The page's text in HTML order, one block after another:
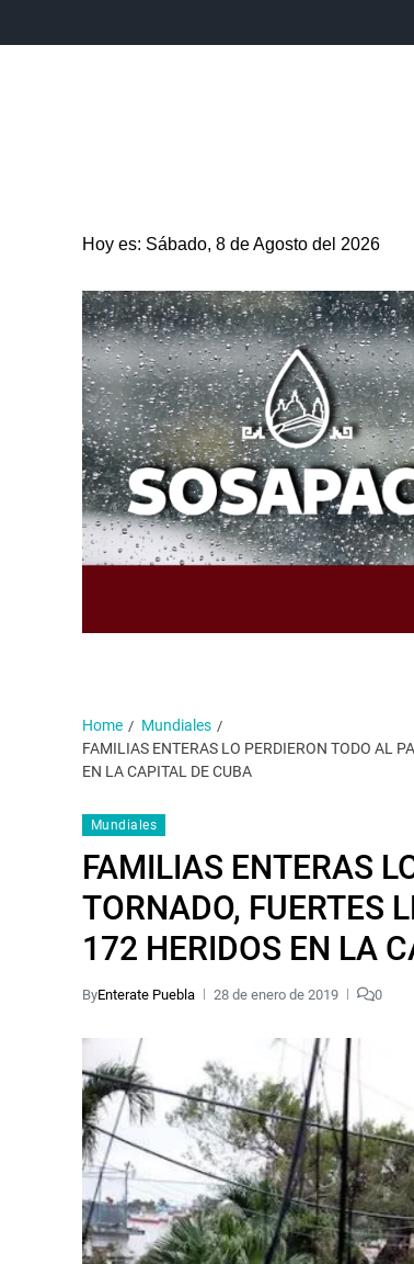
ENTRETENIMIENTO SALUD DEPORTES
Hoy es: Sábado, 8 de Agosto del 2026
Home
Mundiales
FAMILIAS ENTERAS LO PERDIERON TODO AL
EN LA CAPITAL DE CUBA
Mundiales
FAMILIAS ENTERAS
TORNADO, FUERTES
172 HERIDOS EN LA
ByEnterate Puebla 28 de enero de 2019 0